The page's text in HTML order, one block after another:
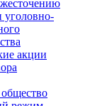
уголовно-
акции